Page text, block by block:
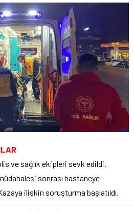
ve sağlık ekipleri sevk edildi.
sonrası hastaneye
ilişkin soruşturma başlatıldı.